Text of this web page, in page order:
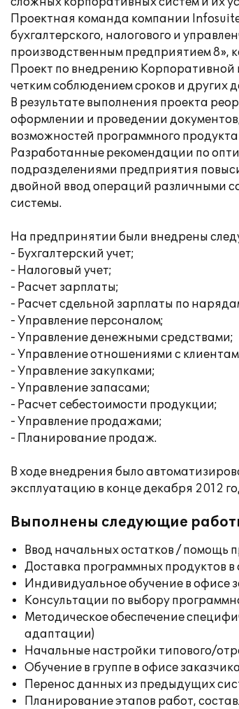
Проектная команда компании
бухгалтерского, налогового и
производственным предприятием 8»,
Проект по внедрению Корпоративной
четким соблюдением сроков и других
В результате выполнения проекта
оформлении и проведении
возможностей программного
Разработанные рекомендации по
подразделениями предприятия
двойной ввод операций различными
системы.
На предпринятии были внедрены
- Бухгалтерский учет;
- Налоговый учет;
- Расчет зарплаты;
- Расчет сдельной зарплаты по
- Управление персоналом;
- Управление денежными средствами;
- Управление отношениями с
- Управление закупками;
- Управление запасами;
- Расчет себестоимости продукции;
- Управление продажами;
- Планирование продаж.
В ходе внедрения было
эксплуатацию в конце декабря 2012
Выполнены следующие
Ввод начальных остатков / помощь
Доставка программных продуктов в
Индивидуальное обучение в офисе
Консультации по выбору
Методическое обеспечение
адаптации)
Начальные настройки типового/
Обучение в группе в офисе заказчика
Перенос данных из предыдущих
Планирование этапов работ,